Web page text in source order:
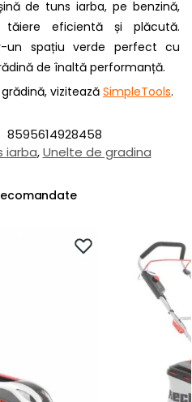
de tuns iarba, pe benzină,
eficientă și plăcută.
un spațiu verde perfect cu
de înaltă performanță.
vizitează SimpleTools.
8595614928458
iarba,Unelte de gradina